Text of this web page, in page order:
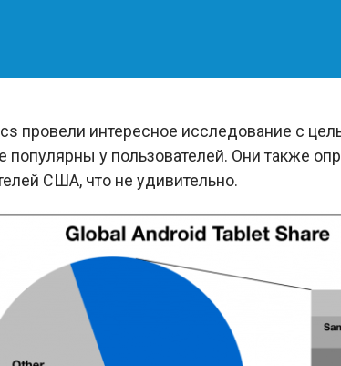
провели интересное исследование с
популярны у пользователей. Они также
США, что не удивительно.